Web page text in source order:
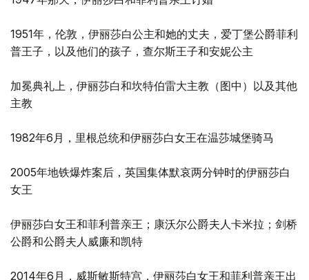
1951年，伦敦，伊丽莎白公主和她的丈夫，爱丁堡公爵菲利
普王子，以及他们的孩子，查尔斯王子和安妮公主
加冕典礼上，伊丽莎白和坎特伯雷大主教（图中）以及其他
主教
1982年6月，里根总统和伊丽莎白女王在温莎城堡骑马
2005年地铁爆炸案后，英国集体默哀两分钟时的伊丽莎白
女王
伊丽莎白女王和菲利普亲王；康沃尔公爵夫人卡米拉；剑桥
公爵和公爵夫人威廉和凯特
2014年6月，威斯敏斯特宫，伊丽莎白女王和菲利普亲王出